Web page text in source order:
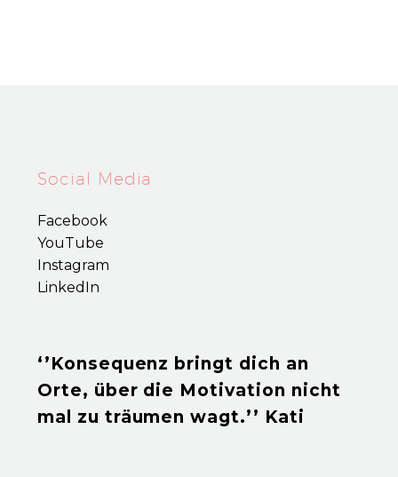
Social Media
Facebook
YouTube
Instagram
LinkedIn
‘’Konsequenz bringt dich an
Orte, über die Motivation nicht
mal zu träumen wagt.’’ Kati